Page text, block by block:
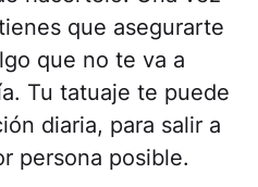
que asegurarte
que no te va a
Tu tatuaje te puede
diaria, para salir a
persona posible.